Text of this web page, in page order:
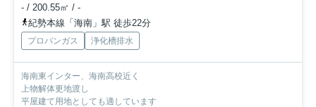
- / 200.55㎡ / -
紀勢本線「海南」駅 徒歩22分
プロパンガス 浄化槽排水
海南東インター、海南高校近く
上物解体更地渡し
平屋建て用地としても適しています